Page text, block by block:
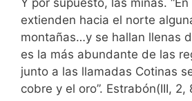
Y por supuesto, las minas.
extienden hacia el norte
montañas…y se hallan llenas
es la más abundante de las
junto a las llamadas Cotinas
cobre y el oro”. Estrabón(III, 2,